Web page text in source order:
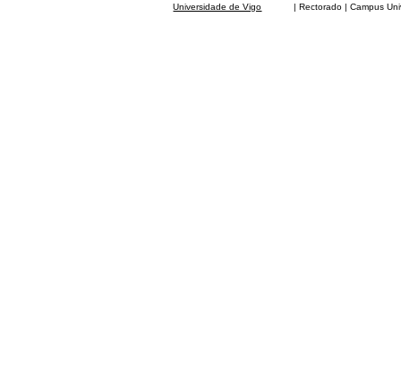
Universidade de Vigo | Rectorado | Campus